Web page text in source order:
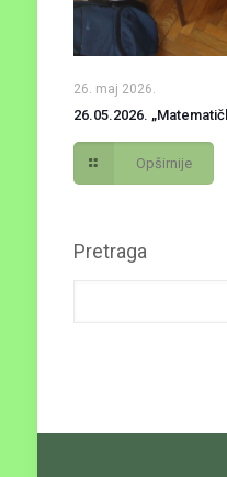
26. maj 2026.
26.05.2026.
Opširnije
Pretraga